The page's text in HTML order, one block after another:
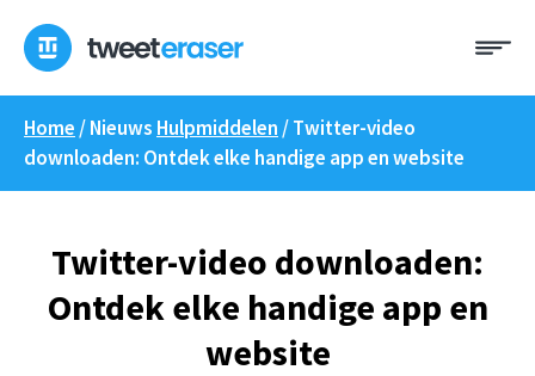
naar
inhoud
Home / Nieuws Hulpmiddelen /Twitter-video
downloaden: Ontdek elke handige app en website
Twitter-video downloaden:
Ontdek elke handige app en
website